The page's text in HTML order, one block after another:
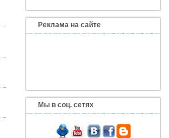
Реклама на сайте
Мы в соц. сетях